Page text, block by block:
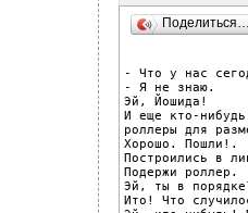
- Что у нас
- Я не знаю.
Эй, Йошида!
И еще кто-
роллеры для
Хорошо. Пошли!.
Построились в
Подержи роллер.
Эй, ты в
Ито! Что